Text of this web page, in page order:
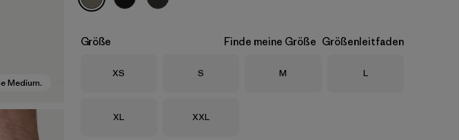
Medium.
Größe Finde meine Größe Größenleitfaden
Größe
XS Größe
S Größe
M Größe
L
Größe
XL Größe
XXL